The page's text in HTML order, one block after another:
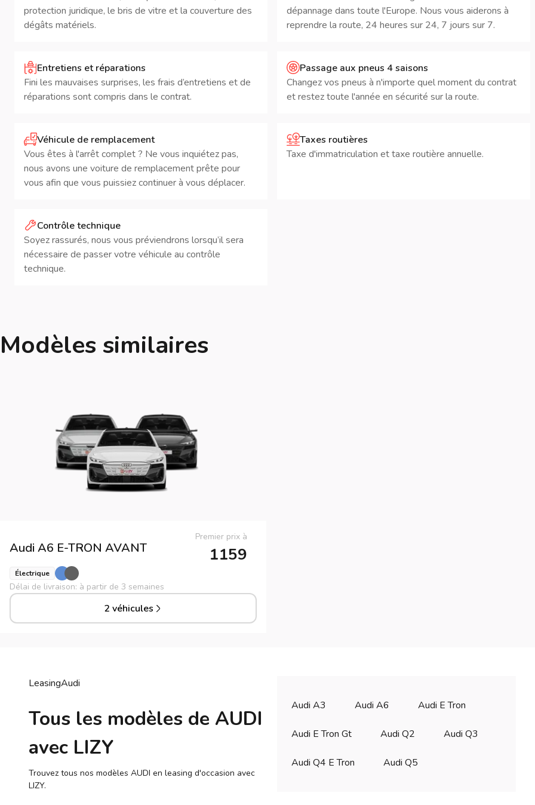
Modèles similaires
Audi A6 E-TRON AVANT
Premier prix à
1159
Électrique
Délai de livraison: à partir de 3 semaines
2 véhicules
LeasingAudi
Tous les modèles de AUDI
avec LIZY
Trouvez tous nos modèles AUDI en leasing d'occasion avec
LIZY.
Audi A3 Audi A6 Audi E Tron
Audi E Tron Gt Audi Q2 Audi Q3
Audi Q4 E Tron Audi Q5
protection juridique, le bris de vitre et la couverture des
dégâts matériels.
dépannage dans toute l'Europe. Nous vous aiderons à
reprendre la route, 24 heures sur 24, 7 jours sur 7.
Entretiens et réparations
Fini les mauvaises surprises, les frais d’entretiens et de
réparations sont compris dans le contrat.
Passage aux pneus 4 saisons
Changez vos pneus à n'importe quel moment du contrat
et restez toute l'année en sécurité sur la route.
Véhicule de remplacement
Vous êtes à l'arrêt complet ? Ne vous inquiétez pas,
nous avons une voiture de remplacement prête pour
vous afin que vous puissiez continuer à vous déplacer.
Taxes routières
Taxe d'immatriculation et taxe routière annuelle.
Contrôle technique
Soyez rassurés, nous vous préviendrons lorsqu’il sera
nécessaire de passer votre véhicule au contrôle
technique.